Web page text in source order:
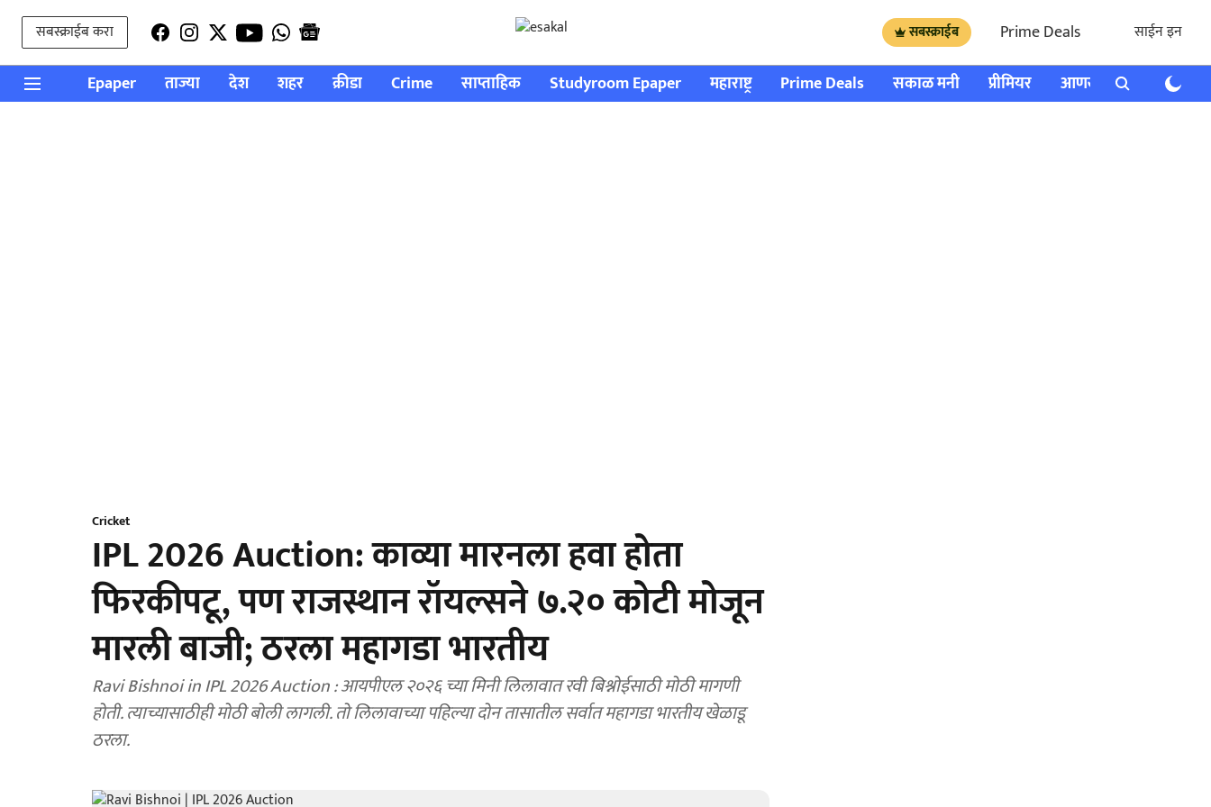
सबस्क्राईब करा सबस्क्राईब Prime Deals साईन इन
Epaper ताज्या देश शहर क्रीडा Crime साप्ताहिक Studyroom Epaper महाराष्ट्र Prime Deals सकाळ मनी प्रीमियर आणखी राशी भविष्य
Cricket
IPL 2026 Auction: काव्या मारनला हवा होता
फिरकीपटू, पण राजस्थान रॉयल्सने ७.२० कोटी मोजून
मारली बाजी; ठरला महागडा भारतीय
Ravi Bishnoi in IPL 2026 Auction : आयपीएल २०२६ च्या मिनी लिलावात रवी बिश्नोईसाठी मोठी मागणी
होती. त्याच्यासाठीही मोठी बोली लागली. तो लिलावाच्या पहिल्या दोन तासातील सर्वात महागडा भारतीय खेळाडू
ठरला.